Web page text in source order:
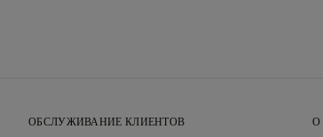
ОБСЛУЖИВАНИЕ КЛИЕНТОВ О